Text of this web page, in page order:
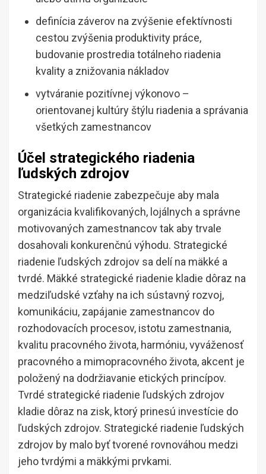
definícia záverov na zvýšenie efektívnosti
cestou zvýšenia produktivity práce,
budovanie prostredia totálneho riadenia
kvality a znižovania nákladov
vytváranie pozitívnej výkonovo –
orientovanej kultúry štýlu riadenia a správania
všetkých zamestnancov
Účel strategického riadenia
ľudských zdrojov
Strategické riadenie zabezpečuje aby mala
organizácia kvalifikovaných, lojálnych a správne
motivovaných zamestnancov tak aby trvale
dosahovali konkurenčnú výhodu. Strategické
riadenie ľudských zdrojov sa delí na mäkké a
tvrdé. Mäkké strategické riadenie kladie dôraz na
medziľudské vzťahy na ich sústavný rozvoj,
komunikáciu, zapájanie zamestnancov do
rozhodovacích procesov, istotu zamestnania,
kvalitu pracovného života, harmóniu, vyváženosť
pracovného a mimopracovného života, akcent je
položený na dodržiavanie etických princípov.
Tvrdé strategické riadenie ľudských zdrojov
kladie dôraz na zisk, ktorý prinesú investície do
ľudských zdrojov. Strategické riadenie ľudských
zdrojov by malo byť tvorené rovnováhou medzi
jeho tvrdými a mäkkými prvkami.